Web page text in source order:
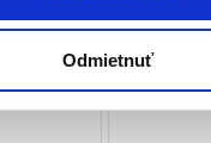
Odmietnuť